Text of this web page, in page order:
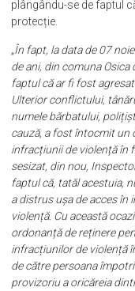
plângându-se de faptul
protecție.
„În fapt, la data de 07
de ani, din comuna Osica
faptul că ar fi fost
Ulterior conflictului,
numele bărbatului,
cauză, a fost întocmit un
infracțiunii de violență în
sesizat, din nou,
faptul că, tatăl acestuia,
a distrus ușa de acces în
violență. Cu această
ordonanță de reținere
infracțiunilor de violență
de către persoana
provizoriu a oricăreia